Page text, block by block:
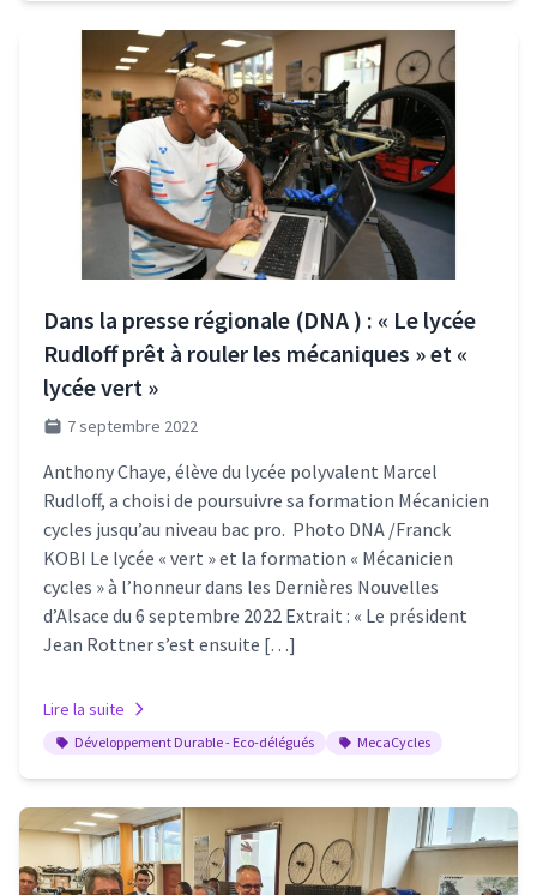
Dans la presse régionale (DNA ) : « Le lycée
Rudloff prêt à rouler les mécaniques » et «
lycée vert »
7 septembre 2022
Anthony Chaye, élève du lycée polyvalent Marcel
Rudloff, a choisi de poursuivre sa formation Mécanicien
cycles jusqu’au niveau bac pro. Photo DNA /Franck
KOBI Le lycée « vert » et la formation « Mécanicien
cycles » à l’honneur dans les Dernières Nouvelles
d’Alsace du 6 septembre 2022 Extrait : « Le président
Jean Rottner s’est ensuite […]
Lire la suite
Développement Durable - Eco-délégués MecaCycles